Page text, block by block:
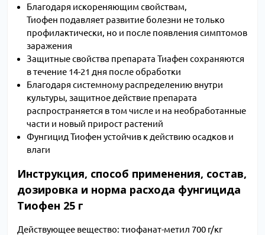
Благодаря искореняющим свойствам,
Тиофен подавляет развитие болезни не только
профилактически, но и после появления симптомов
заражения
Защитные свойства препарата Тиафен сохраняются
в течение 14-21 дня после обработки
Благодаря системному распределению внутри
культуры, защитное действие препарата
распространяется в том числе и на необработанные
части и новый прирост растений
Фунгицид Тиофен устойчив к действию осадков и
влаги
Инструкция, способ применения, состав,
дозировка и норма расхода фунгицида
Тиофен 25 г
Действующее вещество: тиофанат-метил 700 г/кг